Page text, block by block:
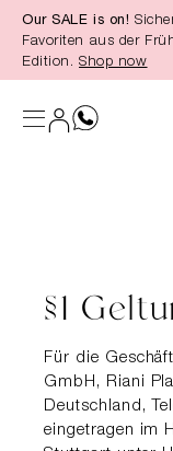
springen
Our SALE is on!
Favoriten aus der
Edition. Shop now
§1
Für die
GmbH, Ri­ani
Deutschland,
eingetragen im